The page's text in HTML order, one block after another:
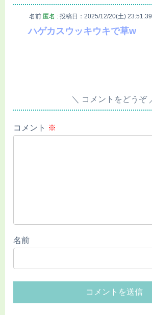
名前:匿名 : 投稿日：2025/12/20(土) 23:51:39
ハゲカスウッキウキで草w
コメントをどうぞ
コメント ※
名前